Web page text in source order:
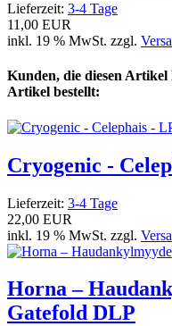
Lieferzeit: 3-4 Tage
11,00 EUR
inkl. 19 % MwSt. zzgl.
Kunden, die diesen Artikel
Artikel bestellt:
Cryogenic -
Lieferzeit: 3-4 Tage
22,00 EUR
inkl. 19 % MwSt. zzgl.
Horna –
Gatefold DLP